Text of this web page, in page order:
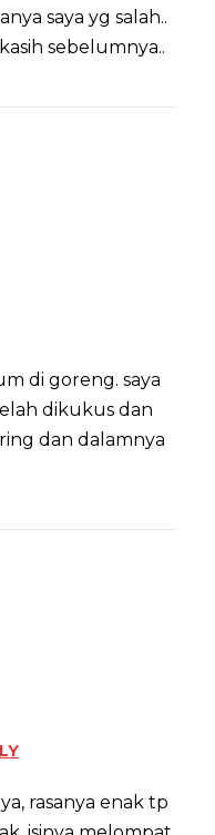
saya yg salah..
sebelumnya..
di goreng. saya
dikukus dan
dan dalamnya
rasanya enak tp